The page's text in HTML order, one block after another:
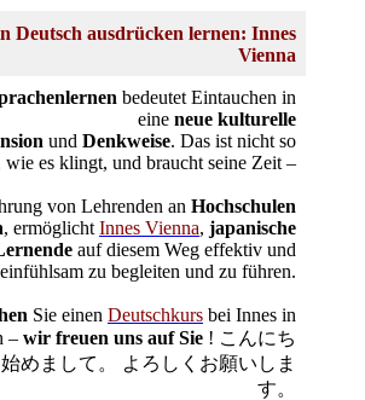
Deutsch ausdrücken lernen: Innes
Vienna
bedeutet Eintauchen in
eine neue kulturelle
und Denkweise. Das ist nicht so
wie es klingt, und braucht seine Zeit –
von Lehrenden an Hochschulen
, ermöglicht Innes Vienna, japanische
auf diesem Weg effektiv und
einfühlsam zu begleiten und zu führen.
Sie einen Deutschkurs bei Innes in
– wir freuen uns auf Sie ! こんにち
めまして。 よろしくお願いしま
す。